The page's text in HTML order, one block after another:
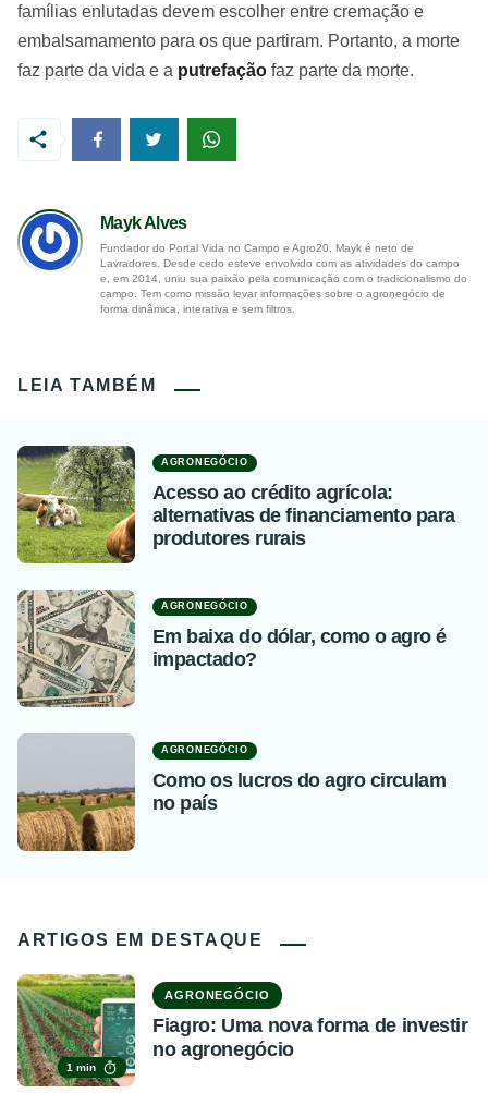
famílias enlutadas devem escolher entre cremação e
embalsamamento para os que partiram. Portanto, a morte
faz parte da vida e a putrefação faz parte da morte.
Mayk Alves
Fundador do Portal Vida no Campo e Agro20, Mayk é neto de
Lavradores. Desde cedo esteve envolvido com as atividades do campo
e, em 2014, uniu sua paixão pela comunicação com o tradicionalismo do
campo. Tem como missão levar informações sobre o agronegócio de
forma dinâmica, interativa e sem filtros.
LEIA TAMBÉM
AGRONEGÓCIO
Acesso ao crédito agrícola:
alternativas de financiamento para
produtores rurais
AGRONEGÓCIO
Em baixa do dólar, como o agro é
impactado?
AGRONEGÓCIO
Como os lucros do agro circulam
no país
ARTIGOS EM DESTAQUE
1 min
AGRONEGÓCIO
Fiagro: Uma nova forma de investir
no agronegócio